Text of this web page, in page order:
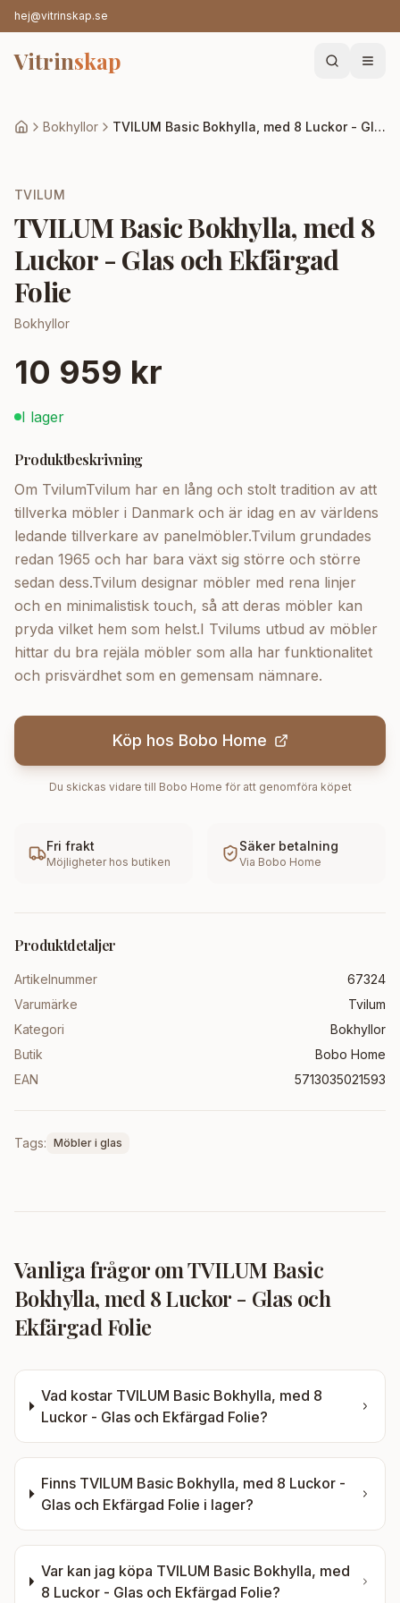
hej@vitrinskap.se
Vitrinskap
Bokhyllor TVILUM Basic Bokhylla, med 8 Luckor - Glas och Ekfärgad Folie
TVILUM
TVILUM Basic Bokhylla, med 8
Luckor - Glas och Ekfärgad
Folie
Bokhyllor
10 959 kr
I lager
Produktbeskrivning
Om TvilumTvilum har en lång och stolt tradition av att
tillverka möbler i Danmark och är idag en av världens
ledande tillverkare av panelmöbler.Tvilum grundades
redan 1965 och har bara växt sig större och större
sedan dess.Tvilum designar möbler med rena linjer
och en minimalistisk touch, så att deras möbler kan
pryda vilket hem som helst.I Tvilums utbud av möbler
hittar du bra rejäla möbler som alla har funktionalitet
och prisvärdhet som en gemensam nämnare.
Köp hos Bobo Home
Du skickas vidare till Bobo Home för att genomföra köpet
Fri frakt
Möjligheter hos butiken
Säker betalning
Via Bobo Home
Produktdetaljer
Artikelnummer
67324
Varumärke
Tvilum
Kategori
Bokhyllor
Butik
Bobo Home
EAN
5713035021593
Tags: Möbler i glas
Vanliga frågor omTVILUM Basic
Bokhylla, med 8 Luckor - Glas och
Ekfärgad Folie
Vad kostar TVILUM Basic Bokhylla, med 8
Luckor - Glas och Ekfärgad Folie?
Finns TVILUM Basic Bokhylla, med 8 Luckor -
Glas och Ekfärgad Folie i lager?
Var kan jag köpa TVILUM Basic Bokhylla, med
8 Luckor - Glas och Ekfärgad Folie?